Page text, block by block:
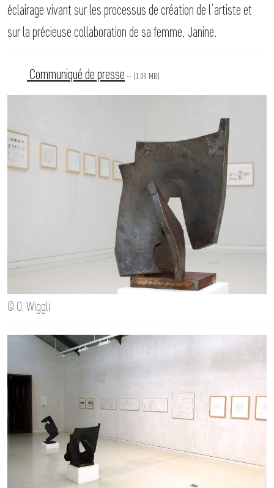
éclairage vivant sur les processus de création de l’artiste et
sur la précieuse collaboration de sa femme, Janine.
Communiqué de presse -- (1.09 MB)
© O. Wiggli